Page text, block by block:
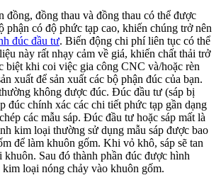
đồng, đồng thau và đồng thau có thể được
phận có độ phức tạp cao, khiến chúng trở nên
đúc đầu tư. Biến động chi phí liên tục có thể
này rất nhạy cảm về giá, khiến chất thải trở
biệt khi coi việc gia công CNC và/hoặc rèn
xuất để sản xuất các bộ phận đúc của bạn.
không được đúc. Đúc đầu tư (sáp bị
đúc chính xác các chi tiết phức tạp gần dạng
các mẫu sáp. Đúc đầu tư hoặc sáp mất là
kim loại thường sử dụng mẫu sáp được bao
để làm khuôn gốm. Khi vỏ khô, sáp sẽ tan
khuôn. Sau đó thành phần đúc được hình
kim loại nóng chảy vào khuôn gốm.